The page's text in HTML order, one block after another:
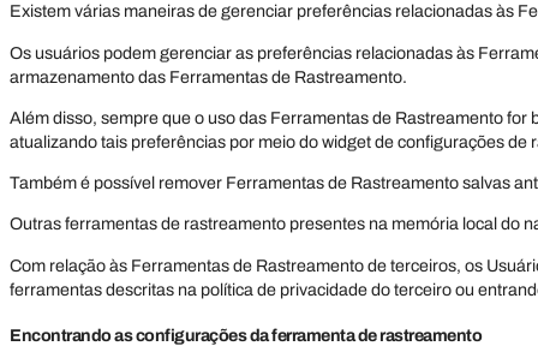
Existem várias maneiras de gerenciar preferências relacionadas às
Os usuários podem gerenciar as preferências relacionadas às
armazenamento das Ferramentas de Rastreamento.
Além disso, sempre que o uso das Ferramentas de Rastreamento
atualizando tais preferências por meio do widget de configurações de
Também é possível remover Ferramentas de Rastreamento salvas
Outras ferramentas de rastreamento presentes na memória local do
Com relação às Ferramentas de Rastreamento de terceiros, os
ferramentas descritas na política de privacidade do terceiro ou
Encontrando as configurações da ferramenta de rastreamento